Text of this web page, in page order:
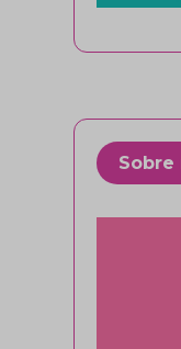
Sobre